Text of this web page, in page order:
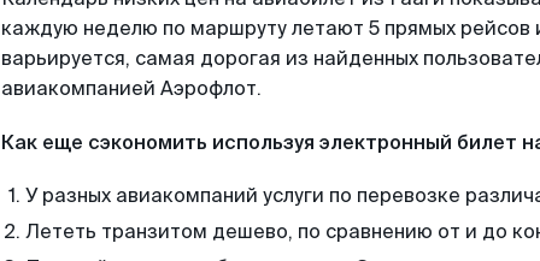
каждую неделю по маршруту летают 5 прямых рейсов
варьируется, самая дорогая из найденных
авиакомпанией Аэрофлот.
Как еще сэкономить используя электронный билет
У разных авиакомпаний услуги по перевозке
Лететь транзитом дешево, по сравнению от и до